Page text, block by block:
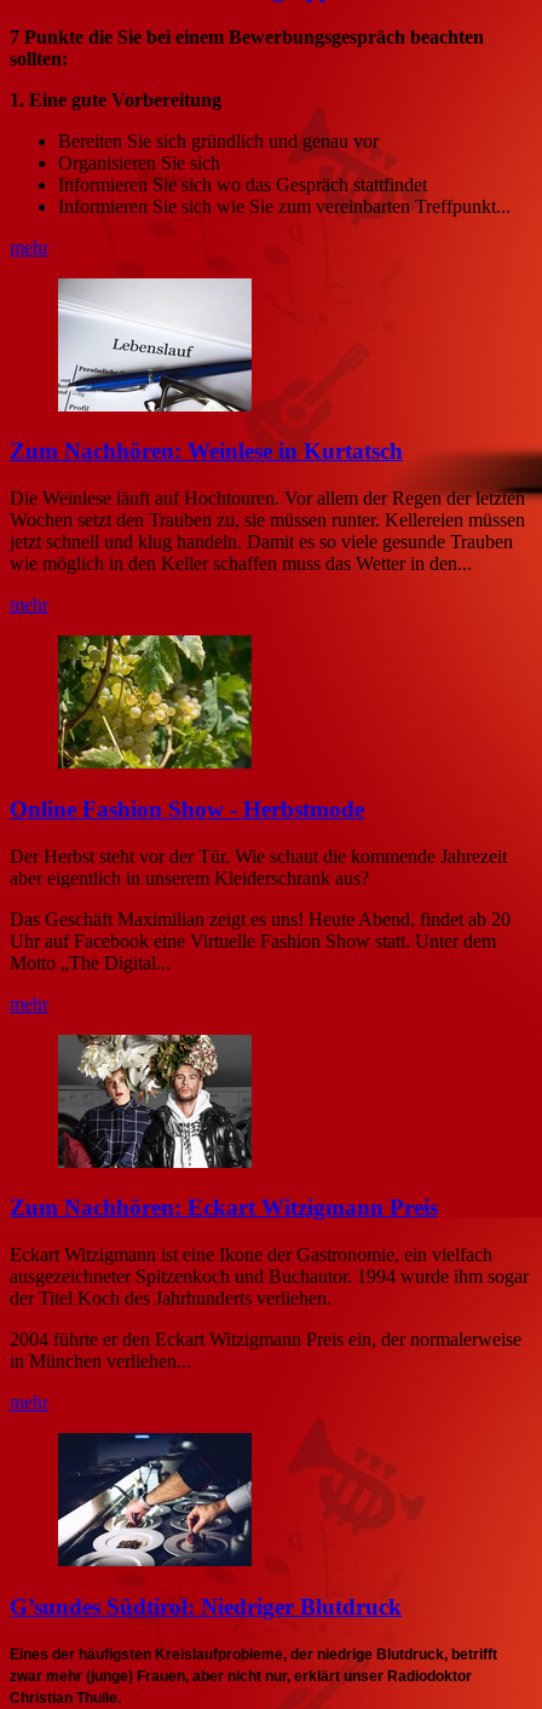
7 Punkte die Sie bei einem Bewerbungsgespräch beachten
sollten:
1. Eine gute Vorbereitung
Bereiten Sie sich gründlich und genau vor
Organisieren Sie sich
Informieren Sie sich wo das Gespräch stattfindet
Informieren Sie sich wie Sie zum vereinbarten Treffpunkt...
mehr
Zum Nachhören: Weinlese in Kurtatsch
Die Weinlese läuft auf Hochtouren. Vor allem der Regen der letzten
Wochen setzt den Trauben zu, sie müssen runter. Kellereien müssen
jetzt schnell und klug handeln. Damit es so viele gesunde Trauben
wie möglich in den Keller schaffen muss das Wetter in den...
mehr
Online Fashion Show - Herbstmode
Der Herbst steht vor der Tür. Wie schaut die kommende Jahrezeit
aber eigentlich in unserem Kleiderschrank aus?
Das Geschäft Maximilian zeigt es uns! Heute Abend, findet ab 20
Uhr auf Facebook eine Virtuelle Fashion Show statt. Unter dem
Motto „The Digital...
mehr
Zum Nachhören: Eckart Witzigmann Preis
Eckart Witzigmann ist eine Ikone der Gastronomie, ein vielfach
ausgezeichneter Spitzenkoch und Buchautor. 1994 wurde ihm sogar
der Titel Koch des Jahrhunderts verliehen.
2004 führte er den Eckart Witzigmann Preis ein, der normalerweise
in München verliehen...
mehr
G’sundes Südtirol: Niedriger Blutdruck
Eines der häufigsten Kreislaufprobleme, der niedrige Blutdruck, betrifft
zwar mehr (junge) Frauen, aber nicht nur, erklärt unser Radiodoktor
Christian Thuile.